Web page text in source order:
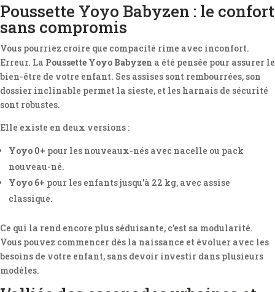
Poussette Yoyo Babyzen : le confort
sans compromis
Vous pourriez croire que compacité rime avec inconfort.
Erreur. La Poussette Yoyo Babyzen a été pensée pour assurer le
bien-être de votre enfant. Ses assises sont rembourrées, son
dossier inclinable permet la sieste, et les harnais de sécurité
sont robustes.
Elle existe en deux versions :
Yoyo 0+ pour les nouveaux-nés avec nacelle ou pack
nouveau-né.
Yoyo 6+ pour les enfants jusqu’à 22 kg, avec assise
classique.
Ce qui la rend encore plus séduisante, c’est sa modularité.
Vous pouvez commencer dès la naissance et évoluer avec les
besoins de votre enfant, sans devoir investir dans plusieurs
modèles.